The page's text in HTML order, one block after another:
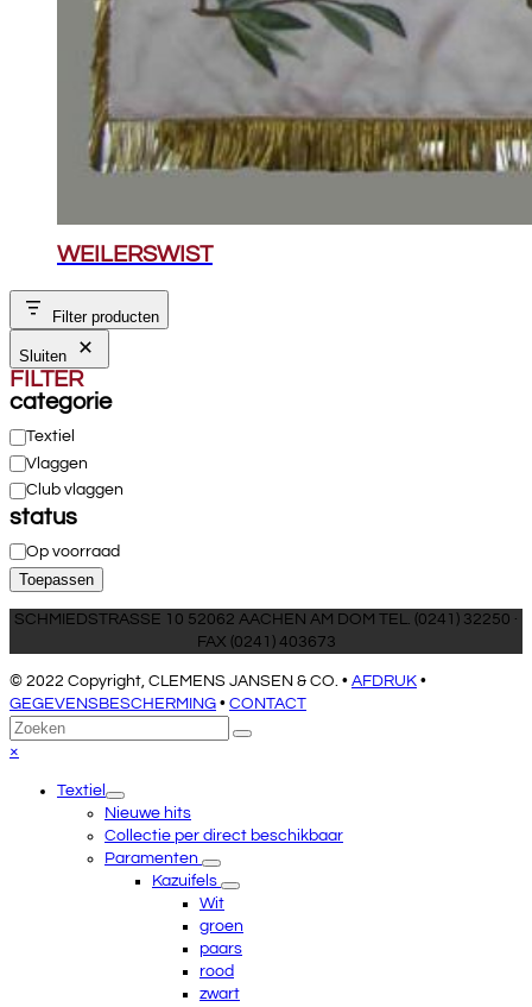
WEILERSWIST
Filter producten
Sluiten
FILTER
categorie
Categorie
Textiel
Vlaggen
Club vlaggen
status
Toestand
Op voorraad
Toepassen
SCHMIEDSTRASSE 10 52062 AACHEN AM DOM TEL. (0241) 32250 ·
FAX (0241) 403673
© 2022 Copyright, CLEMENS JANSEN & CO. • AFDRUK •
GEGEVENSBESCHERMING • CONTACT
Terug
naar
Zoeken
Verzenden
×
menuTextiel
Nieuwe hits
Collectie per direct beschikbaar
Paramenten
Kazuifels
Wit
groen
paars
rood
zwart